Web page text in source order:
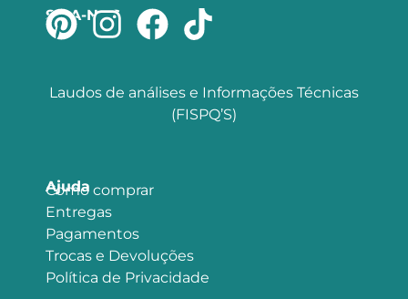
SIGA-NOS
Laudos de análises e Informações Técnicas
(FISPQ’S)
Ajuda
Como comprar
Entregas
Pagamentos
Trocas e Devoluções
Política de Privacidade